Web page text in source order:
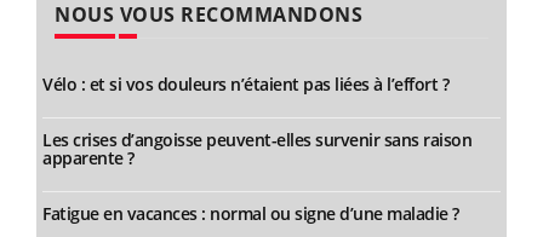
NOUS VOUS RECOMMANDONS
Vélo : et si vos douleurs n’étaient pas liées à l’effort ?
Les crises d’angoisse peuvent-elles survenir sans raison
apparente ?
Fatigue en vacances : normal ou signe d’une maladie ?